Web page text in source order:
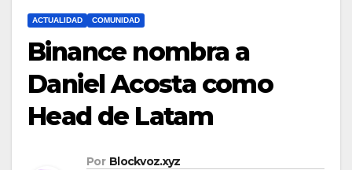
ACTUALIDAD COMUNIDAD
Binance nombra a
Daniel Acosta como
Head de Latam
Por Blockvoz.xyz